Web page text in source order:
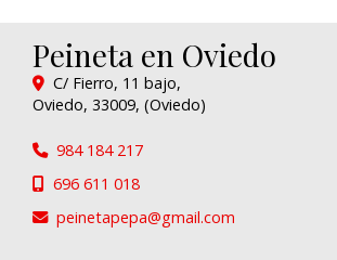
Peineta en Oviedo
C/ Fierro, 11 bajo,
Oviedo, 33009, (Oviedo)
984 184 217
696 611 018
peinetapepa
gmail.com